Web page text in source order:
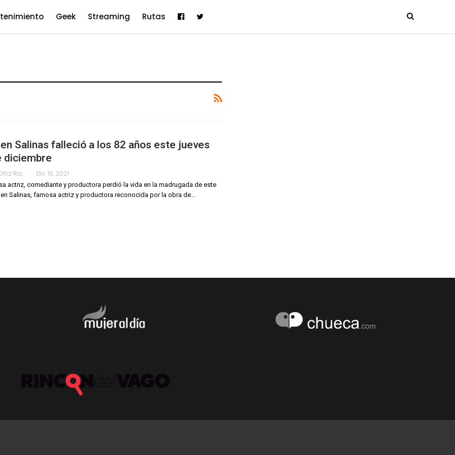
Geek Streaming Rutas
Salinas falleció a los 82 años este jueves
diciembre
Karimy Ortíz Ramos Dic 10, 2021
actriz, comediante y productora perdió la vida en la madrugada de este
Salinas, famosa actriz y productora reconocida por la obra de…